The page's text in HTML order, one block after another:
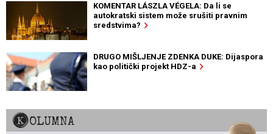
KOMENTAR LÁSZLA VÉGELA: Da li se
autokratski sistem može srušiti pravnim
sredstvima?
DRUGO MIŠLJENJE ZDENKA DUKE: Dijaspora
kao politički projekt HDZ-a
KOLUMNA